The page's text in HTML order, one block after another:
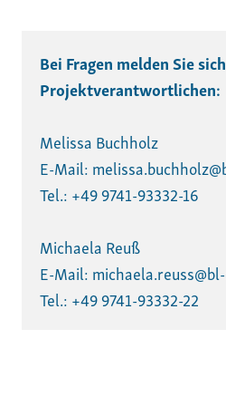
Bei Fragen melden Sie
Projektverantwortlichen:
Melissa Buchholz
E-Mail:
Tel.: +49 9741-93332-16
Michaela Reuß
E-Mail:
Tel.: +49 9741-93332-22